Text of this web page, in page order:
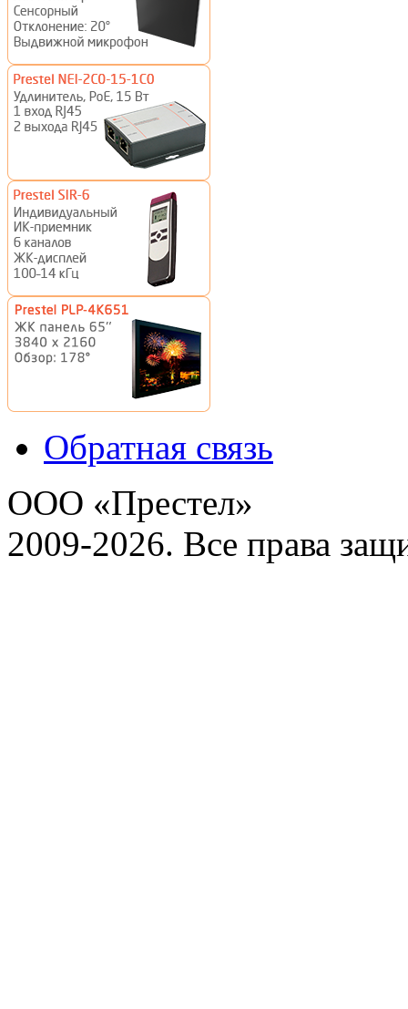
Обратная связь
ООО «Престел»
2009-2026. Все права